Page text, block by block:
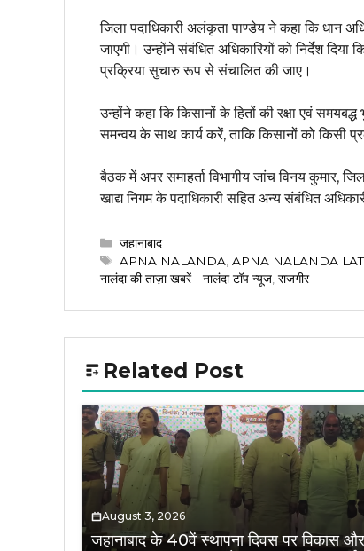
जिला पदाधिकारी अलंकृता पाण्डेय ने कहा कि धान
जाएगी। उन्होंने संबंधित अधिकारियों को निर्देश
प्रक्रिया सुचारु रूप से संचालित की जाए।
उन्होंने कहा कि किसानों के हितों की रक्षा एवं
समन्वय के साथ कार्य करें, ताकि किसानों को किसी
बैठक में अपर समाहर्ता विभागीय जांच विनय कुमार,
खाद्य निगम के पदाधिकारी सहित अन्य संबंधित
Categories
जहानाबाद
Tags
APNA NALANDA APNA NALANDA
नालंदा की ताज़ा खबरें | नालंदा टॉप न्यूज राजगीर
Related Post
August 3, 2026
जहानाबाद के 40वें स्थापना दिवस पर विकास